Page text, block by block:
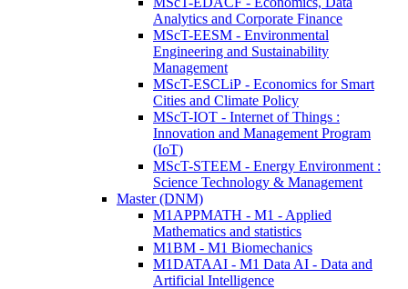
Analytics and Corporate Finance
MScT-EESM - Environmental
Engineering and Sustainability
Management
MScT-ESCLiP - Economics for Smart
Cities and Climate Policy
MScT-IOT - Internet of Things :
Innovation and Management Program
(IoT)
MScT-STEEM - Energy Environment :
Science Technology & Management
Master (DNM)
M1APPMATH - M1 - Applied
Mathematics and statistics
M1BM - M1 Biomechanics
M1DATAAI - M1 Data AI - Data and
Artificial Intelligence